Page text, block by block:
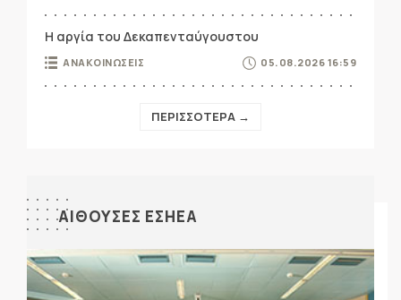
Η αργία του Δεκαπενταύγουστου
ΑΝΑΚΟΙΝΩΣΕΙΣ 05.08.2026 16:59
ΠΕΡΙΣΣΟΤΕΡΑ →
ΑΙΘΟΥΣΕΣ ΕΣΗΕΑ